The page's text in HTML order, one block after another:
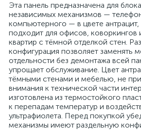
Эта панель предназначена для
независимых механизмов —
компьютерного — в цвете антрацит,
подходит для офисов, коворкингов
квартир с тёмной отделкой стен.
конфигурация позволяет заменять
отдельности без демонтажа всей
упрощает обслуживание. Цвет
тёмными стенами и мебелью, не
внимания к технической части
изготовлена из термостойкого
к перепадам температур и
ультрафиолета. Перед покупкой
механизмы имеют раздельную